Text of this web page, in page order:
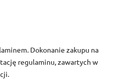
Dokonanie zakupu na
regulaminu, zawartych w